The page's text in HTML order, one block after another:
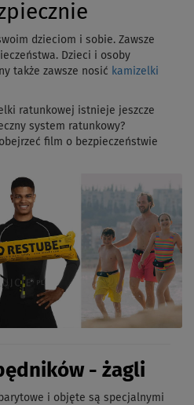
dzieciom i sobie. Zawsze
Dzieci i osoby
także zawsze nosić kamizelki
ratunkowej istnieje jeszcze
system ratunkowy?
film o bezpieczeństwie
- żagli
i objęte są specjalnymi